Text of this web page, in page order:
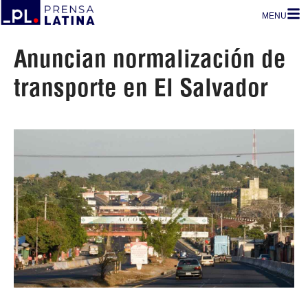
MENU
Anuncian normalización de
transporte en El Salvador